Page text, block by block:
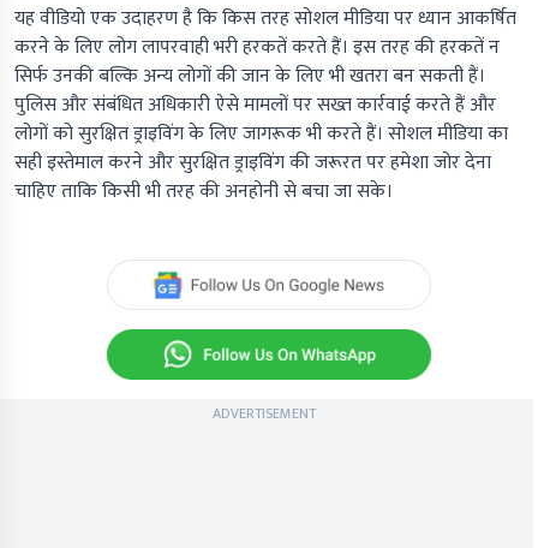
यह वीडियो एक उदाहरण है कि किस तरह सोशल मीडिया पर ध्यान आकर्षित
करने के लिए लोग लापरवाही भरी हरकतें करते हैं। इस तरह की हरकतें न
सिर्फ उनकी बल्कि अन्य लोगों की जान के लिए भी खतरा बन सकती हैं।
पुलिस और संबंधित अधिकारी ऐसे मामलों पर सख्त कार्रवाई करते हैं और
लोगों को सुरक्षित ड्राइविंग के लिए जागरूक भी करते हैं। सोशल मीडिया का
सही इस्तेमाल करने और सुरक्षित ड्राइविंग की जरूरत पर हमेशा जोर देना
चाहिए ताकि किसी भी तरह की अनहोनी से बचा जा सके।
ADVERTISEMENT